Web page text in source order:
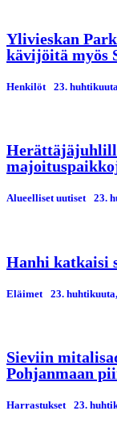
Ylivieskan
kävijöitä myös
Henkilöt 23.
Alueelliset uutiset 23.
Hanhi katkaisi
Eläimet 23.
Sieviin
Pohjanmaan
Harrastukset 23.